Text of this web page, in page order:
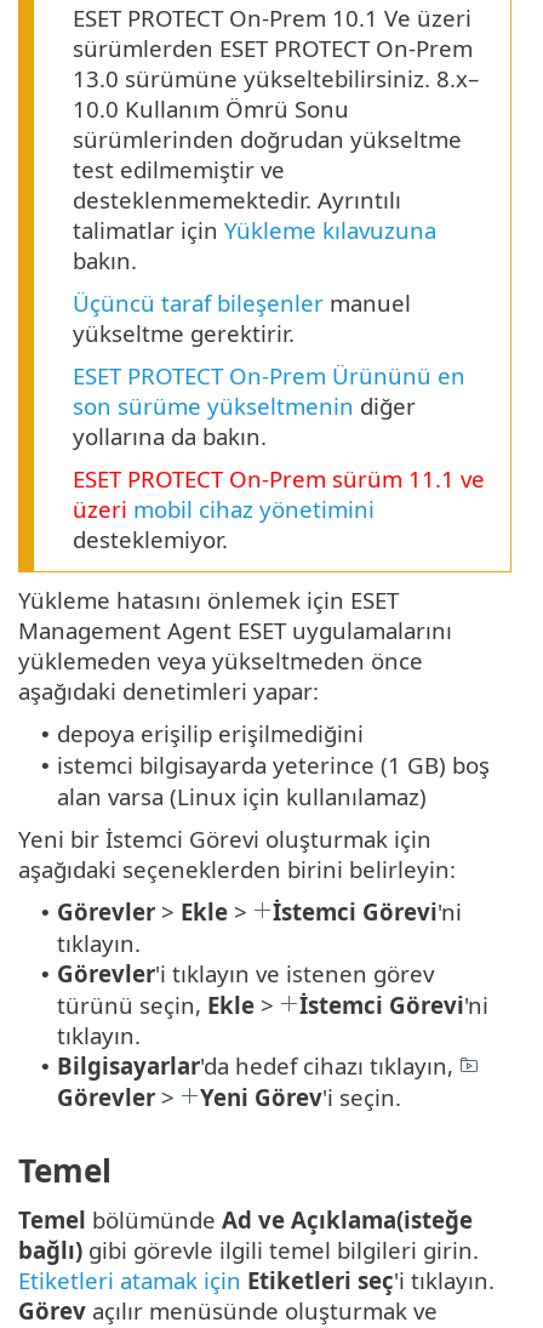
ESET PROTECT On-Prem 10.1 Ve üzeri
sürümlerden ESET PROTECT On-Prem
13.0 sürümüne yükseltebilirsiniz. 8.x–
10.0 Kullanım Ömrü Sonu
sürümlerinden doğrudan yükseltme
test edilmemiştir ve
desteklenmemektedir. Ayrıntılı
talimatlar için Yükleme kılavuzuna
bakın.
Üçüncü taraf bileşenler manuel
yükseltme gerektirir.
ESET PROTECT On-Prem Ürününü en
son sürüme yükseltmenin diğer
yollarına da bakın.
ESET PROTECT On-Prem sürüm 11.1 ve
üzeri mobil cihaz yönetimini
desteklemiyor.
Yükleme hatasını önlemek için ESET
Management Agent ESET uygulamalarını
yüklemeden veya yükseltmeden önce
aşağıdaki denetimleri yapar:
• depoya erişilip erişilmediğini
• istemci bilgisayarda yeterince (1 GB) boş
alan varsa (Linux için kullanılamaz)
Yeni bir İstemci Görevi oluşturmak için
aşağıdaki seçeneklerden birini belirleyin:
• Görevler > Ekle > İstemci Görevi'ni
tıklayın.
• Görevler'i tıklayın ve istenen görev
türünü seçin, Ekle > İstemci Görevi'ni
tıklayın.
• Bilgisayarlar'da hedef cihazı tıklayın,
Görevler > Yeni Görev'i seçin.
Temel
Temel bölümünde Ad ve Açıklama(isteğe
bağlı) gibi görevle ilgili temel bilgileri girin.
Etiketleri atamak için Etiketleri seç'i tıklayın.
Görev açılır menüsünde oluşturmak ve